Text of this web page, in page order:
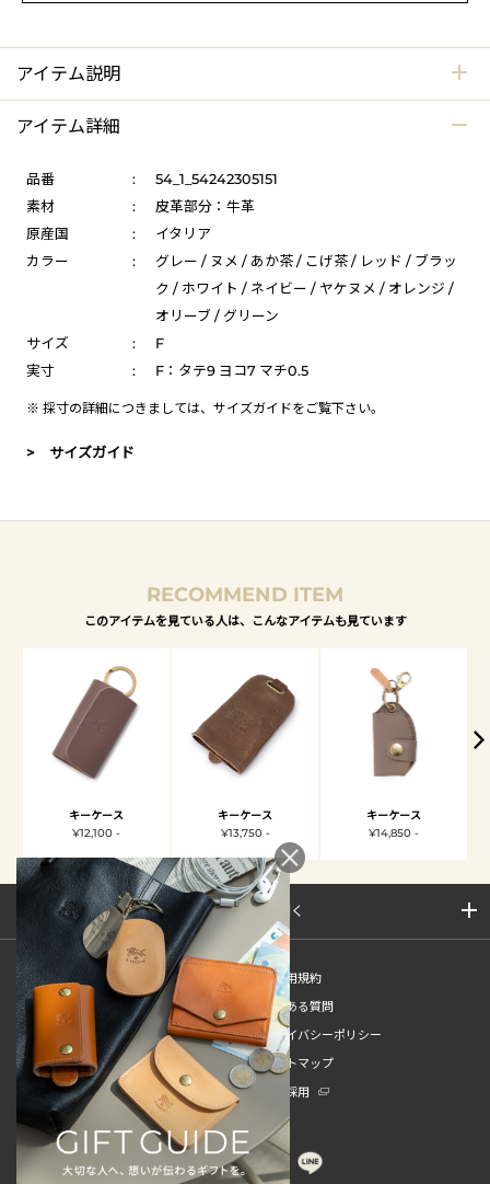
アイテム説明
アイテム詳細
品番 :
54_1_54242305151
素材
:
皮革部分：牛革
原産国
:
イタリア
カラー
:
グレー / ヌメ / あか茶 / こげ茶 / レッド / ブラッ
ク / ホワイト / ネイビー / ヤケヌメ / オレンジ /
オリーブ / グリーン
サイズ
:
F
実寸
: F：タテ9 ヨコ7 マチ0.5
※ 採寸の詳細につきましては、 サイズガイドをご覧下さい。
> サイズガイド
RECOMMEND ITEM
このアイテムを見ている人は、こんなアイテムも見ています
キーケース
¥12,100 -
キーケース
¥13,750 -
キーケース
¥14,850 -
サイトマップを開く
新規会員登録
ご利用規約
ご利用ガイド
よくある質問
特定商取引法
プライバシーポリシー
お問い合わせ
サイトマップ
販売スタッフ中途採用
新卒採用